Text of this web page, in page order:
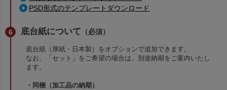
PSD形式のテンプレートダウンロード
底台紙について （必須）
底台紙（厚紙・日本製）をオプションで追加できます。
なお、「セット」をご希望の場合は、別途納期をご案内いたし
ます。
・同梱（加工品の納期）